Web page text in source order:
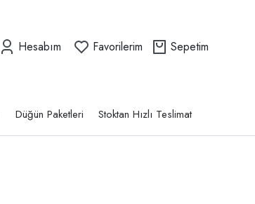
Hesabım Favorilerim Sepetim
Düğün Paketleri Stoktan Hızlı Teslimat